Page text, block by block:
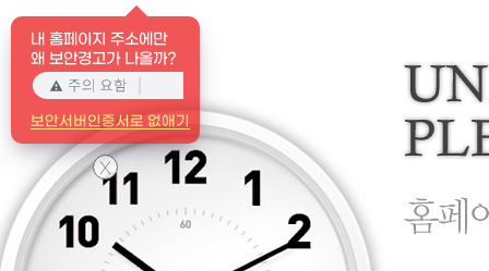
내 홈페이지 주소에만
왜 보안경고가 나올까?
보안서버인증서로 없애기
X